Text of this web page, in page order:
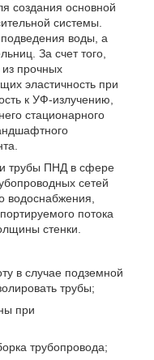
создания основной
системы.
воды, а
За счет того,
из прочных
эластичность при
к УФ-излучению,
стационарного
трубы ПНД в сфере
сетей
водоснабжения,
потока
стенки.
в случае подземной
трубы;
при
трубопровода;